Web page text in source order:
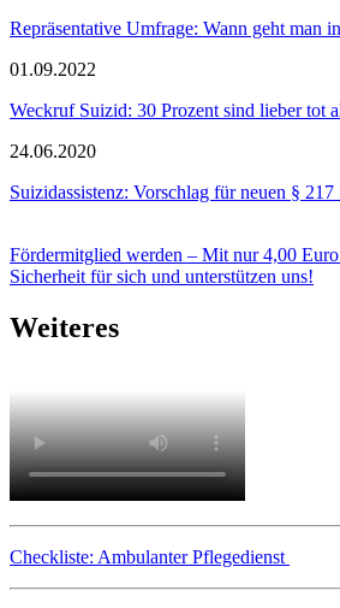
Repräsentative Umfrage: Wann geht man
01.09.2022
Weckruf Suizid: 30 Prozent sind lieber tot
24.06.2020
Suizidassistenz: Vorschlag für neuen § 217
Fördermitglied werden – Mit nur 4,00
Sicherheit für sich und unterstützen uns!
Weiteres
Checkliste: Ambulanter Pflegedienst